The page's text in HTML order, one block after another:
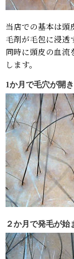
当店での基本は頭
毛剤が毛包に浸透
同時に頭皮の血流
します。
1か月で毛穴が開
２か月で発毛が始